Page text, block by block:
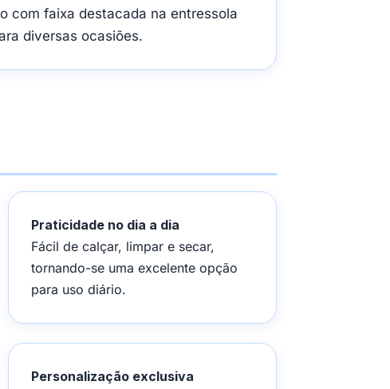
com faixa destacada na entressola
diversas ocasiões.
Praticidade no dia a dia
Fácil de calçar, limpar e secar,
tornando-se uma excelente opção
para uso diário.
Personalização exclusiva